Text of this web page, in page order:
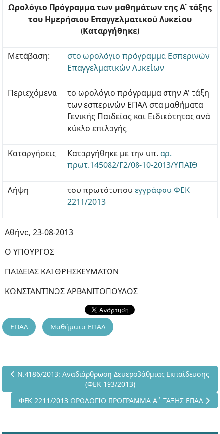
Ωρολόγιο Πρόγραμμα των μαθημάτων της Α ́ τάξης
του Ημερήσιου Επαγγελματικού Λυκείου
(Καταργήθηκε)
Μετάβαση:
στο ωρολόγιο πρόγραμμα Εσπερινών
Επαγγελματικών Λυκείων
Περιεχόμενα
το ωρολόγιο πρόγραμμα στην Α' τάξη
των εσπερινών ΕΠΑΛ στα μαθήματα
Γενικής Παιδείας και Ειδικότητας ανά
κύκλο επιλογής
Καταργήσεις Καταργήθηκε με την υπ. αρ.
πρωτ.145082/Γ2/08-10-2013/ΥΠΑΙΘ
Λήψη του πρωτότυπου εγγράφου ΦΕΚ
2211/2013
Αθήνα, 23-08-2013
Ο ΥΠΟΥΡΓΟΣ
ΠΑΙΔΕΙΑΣ ΚΑΙ ΘΡΗΣΚΕΥΜΑΤΩΝ
ΚΩΝΣΤΑΝΤΙΝΟΣ ΑΡΒΑΝΙΤΟΠΟΥΛΟΣ
ΕΠΑΛ Μαθήματα ΕΠΑΛ
Προηγούμενο άρθρο: Ν.4186/2013: Αναδιάρθρωση
Ν.4186/2013: Αναδιάρθρωση Δευεροβάθμιας Εκπαίδευσης
(ΦΕΚ 193/2013)
Επόμενο άρθρο: ΦΕΚ 2211/2013 ΩΡΟΛΟΓΙΟ ΠΡΟΓΡΑΜΜΑ Α΄
ΦΕΚ 2211/2013 ΩΡΟΛΟΓΙΟ ΠΡΟΓΡΑΜΜΑ Α΄ ΤΑΞΗΣ ΕΠΑΛ